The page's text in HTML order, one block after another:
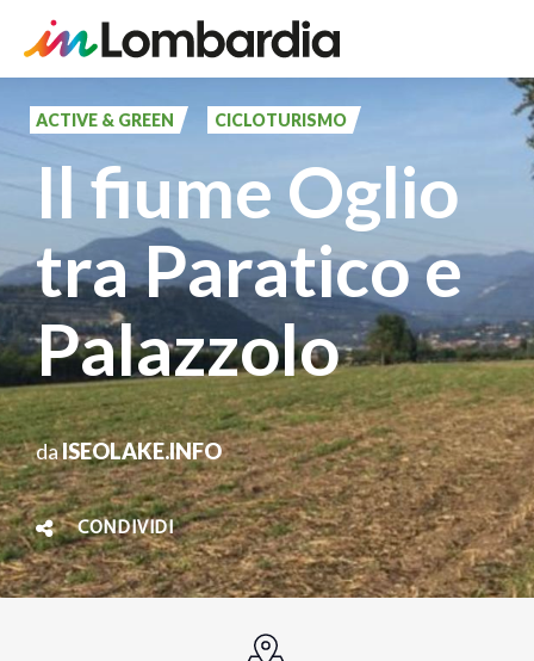
principale
ACTIVE & GREEN CICLOTURISMO
Il fiume Oglio
tra Paratico e
Palazzolo
daISEOLAKE.INFO
CONDIVIDI